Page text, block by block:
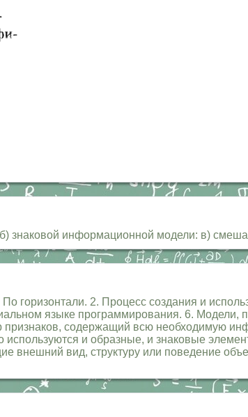
знаковой информационной модели: в)
горизонтали. 2. Процесс создания и
языке программирования. 6. Модели,
содержащий всю необходимую
и образные, и знаковые
вид, структуру или поведение